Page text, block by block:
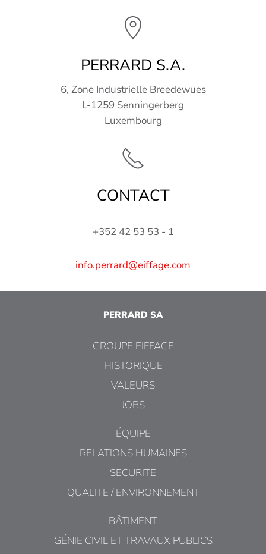
PERRARD S.A.
6, Zone Industrielle Breedewues
L-1259 Senningerberg
Luxembourg
CONTACT
+352 42 53 53 - 1
info.perrard@eiffage.com
PERRARD SA
GROUPE EIFFAGE
HISTORIQUE
VALEURS
JOBS
ÉQUIPE
RELATIONS HUMAINES
SECURITE
QUALITE / ENVIRONNEMENT
BÂTIMENT
GÉNIE CIVIL ET TRAVAUX PUBLICS